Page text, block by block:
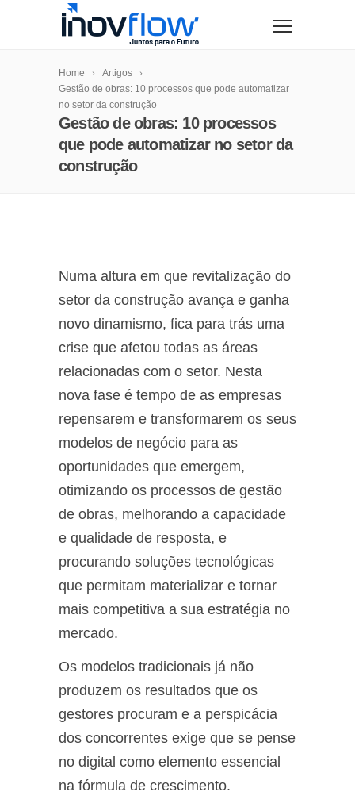
Home
Artigos
Gestão de obras: 10 processos que pode automatizar
no setor da construção
Gestão de obras: 10 processos
que pode automatizar no setor da
construção
Numa altura em que revitalização do
setor da construção avança e ganha
novo dinamismo, fica para trás uma
crise que afetou todas as áreas
relacionadas com o setor. Nesta
nova fase é tempo de as empresas
repensarem e transformarem os seus
modelos de negócio para as
oportunidades que emergem,
otimizando os processos de gestão
de obras, melhorando a capacidade
e qualidade de resposta, e
procurando soluções tecnológicas
que permitam materializar e tornar
mais competitiva a sua estratégia no
mercado.
Os modelos tradicionais já não
produzem os resultados que os
gestores procuram e a perspicácia
dos concorrentes exige que se pense
no digital como elemento essencial
na fórmula de crescimento.